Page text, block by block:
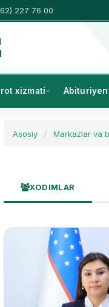
227 76 00
xizmati
Asosiy Markazlar va
XODIMLAR